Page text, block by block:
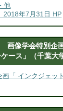
他
2018年7月31日 HP
画像学会特別企
ース」（千葉大
「 インクジェッ